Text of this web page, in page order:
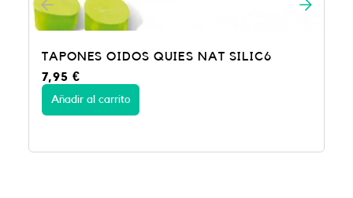
NAT SILIC6
TAPONES OIDOS QUIES CERA